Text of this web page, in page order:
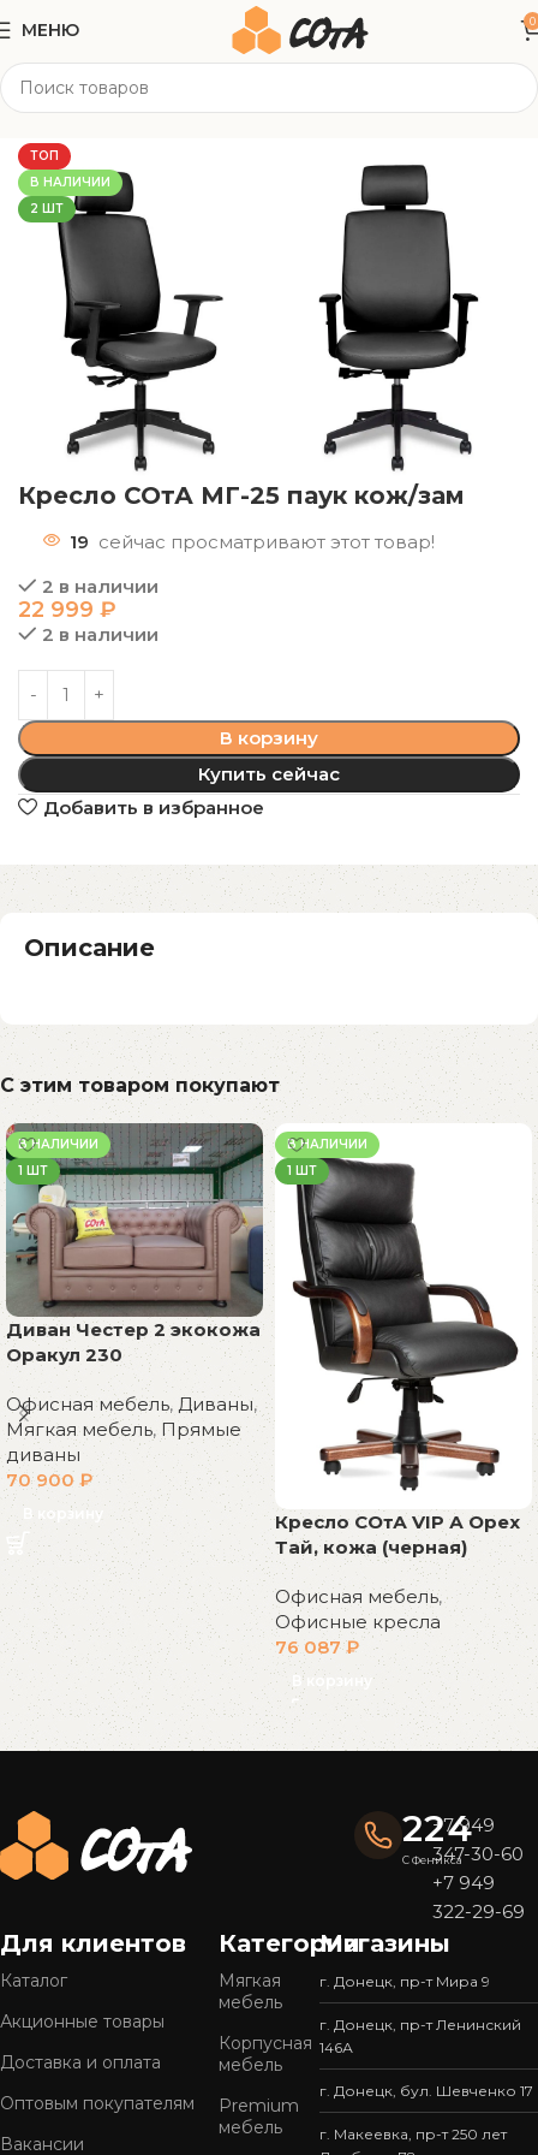
МЕНЮ 0
Офисная мебель
ТОП
В НАЛИЧИИ
2 ШТ
Кресло СОтА МГ-25 паук кож/зам
19 сейчас просматривают этот товар!
2 в наличии
22 999 ₽
2 в наличии
В корзину
Купить сейчас
Добавить в избранное
Описание
С этим товаром покупают
В НАЛИЧИИ
1 ШТ
Диван Честер 2 экокожа
Оракул 230
Офисная мебель, Диваны,
Мягкая мебель, Прямые
диваны
70 900 ₽
В корзину
В НАЛИЧИИ
1 ШТ
Кресло СОтА VIP А Орех
Тай, кожа (черная)
Офисная мебель,
Офисные кресла
76 087₽
В корзину
Read More
224
С Феникса
+7 949
347-30-60
+7 949
322-29-69
Для клиентов
Каталог
Акционные товары
Доставка и оплата
Оптовым покупателям
Вакансии
Категории
Мягкая
мебель
Корпусная
мебель
Premium
мебель
Магазины
г. Донецк, пр-т Мира 9
г. Донецк, пр-т Ленинский
146А
г. Донецк, бул. Шевченко 17
г. Макеевка, пр-т 250 лет